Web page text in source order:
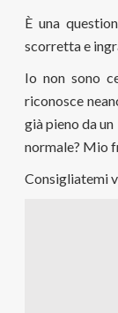
È una
scorretta e
Io non sono
riconosce
già pieno da
normale? Mio
Consigliatemi